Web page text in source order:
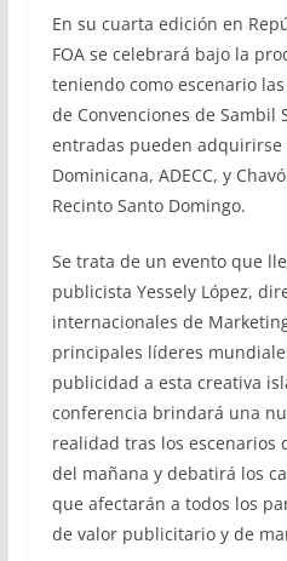
En su cuarta edición en
FOA se celebrará bajo la
teniendo como escenario
de Convenciones de Sambil
entradas pueden adquirirse
Dominicana, ADECC, y
Recinto Santo Domingo.
Se trata de un evento que
publicista Yessely López,
internacionales de
principales líderes
publicidad a esta creativa
conferencia brindará una
realidad tras los
del mañana y debatirá los
que afectarán a todos los
de valor publicitario y de